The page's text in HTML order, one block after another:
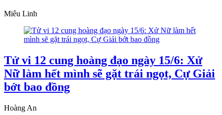
Miêu Linh
Tử vi 12 cung hoàng đạo ngày 15/6: Xử
Nữ làm hết mình sẽ gặt trái ngọt, Cự Giải
bớt bao đồng
Hoàng An